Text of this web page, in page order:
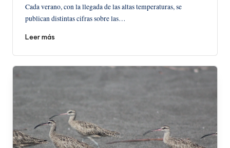
Cada verano, con la llegada de las altas temperaturas, se
publican distintas cifras sobre las…
Leer más